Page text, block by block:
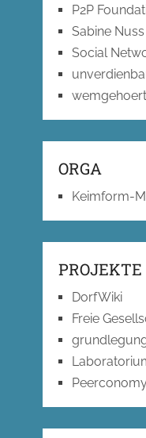
P2P
Sabine Nuss
Social
ORGA
Keimform-
PROJEKTE
DorfWiki
Freie